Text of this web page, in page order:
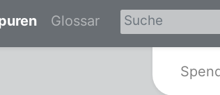
von Spurensuche-
Glossar